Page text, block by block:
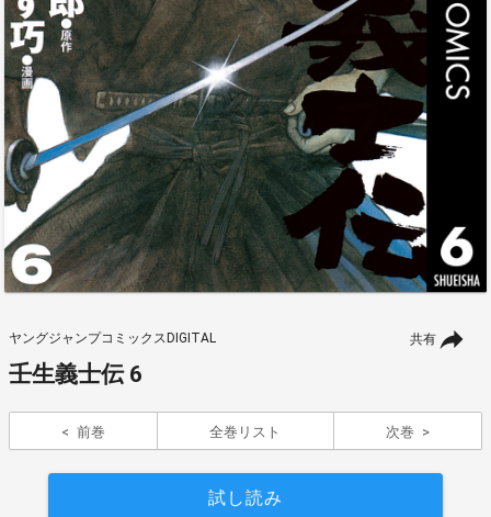
共有
ヤングジャンプコミックスDIGITAL
壬生義士伝 6
前巻 全巻リスト 次巻
試し読み